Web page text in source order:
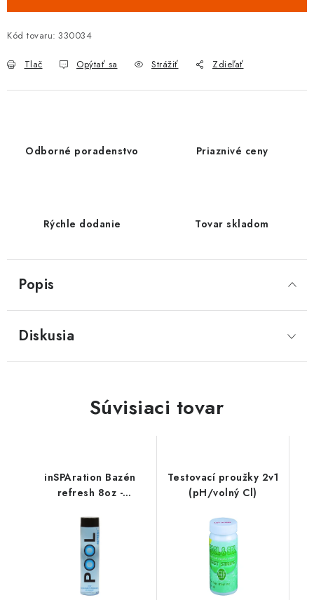
Kód tovaru: 330034
Tlač Opýtať sa Strážiť Zdieľať
Odborné poradenstvo Priaznivé ceny
Rýchle dodanie Tovar skladom
Popis
Diskusia
Súvisiaci tovar
inSPAration Bazén
refresh 8oz -
Testovací proužky 2v1
(pH/volný Cl)